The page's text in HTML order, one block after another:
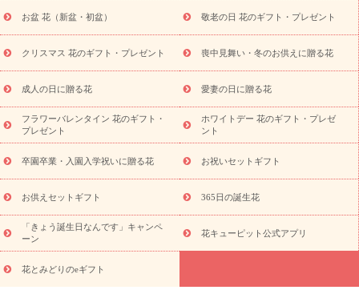
お盆（新盆・初盆）
お祝い返し お見舞い
お取り
プリザーブドフラワー
スタイルから探す
アレンジメント
蘭・花鉢
ミディ胡蝶蘭・お祝い ミディ胡蝶蘭・お供え
の青色胡蝶蘭
観葉植物 観葉植物 産直多肉植物
プリザーブ
ドフラワー
お祝い お供え・お悔やみ 花とセットギフト
ミオーダー
プチギフト（hanamore -ハナモア-）
花とみどりの
eギフト
花キューピットのeGfit カラー ピンク
レンジ
レッド お花の種類 バラ ユリ トルコキキョウ
予
算から探す
お祝い お祝い・3000円～ お祝い・
お祝い・5000円～ お祝い・7000円～ お祝い・10000円～
お供え・お悔やみ
お供え・お悔やみ・3000円～
お供え・お
悔やみ・5000円～ お供え・お悔やみ・7000円～
お供え・お悔
やみ・10000円～
365日の誕生花カレンダー
開店・開業祝
お盆 花（新盆・初盆） 敬老の日 花のギフト・プレゼント
クリスマス 花のギフト・プレゼント 喪中見舞い・冬のお供えに贈る花
成人の日に贈る花 愛妻の日に贈る花
フラワーバレンタイン 花のギフト・
プレゼント
ホワイトデー 花のギフト・プレゼ
ント
卒園卒業・入園入学祝いに贈る花 お祝いセットギフト
お供えセットギフト 365日の誕生花
「きょう誕生日なんです」キャンペ
ーン
花キューピット公式アプリ
花とみどりのeギフト